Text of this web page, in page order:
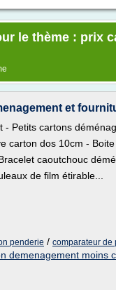
le thème : prix
et
Petits cartons
carton dos 10cm -
caoutchouc
de film étirable...
penderie / comparateur de
demenagement moins